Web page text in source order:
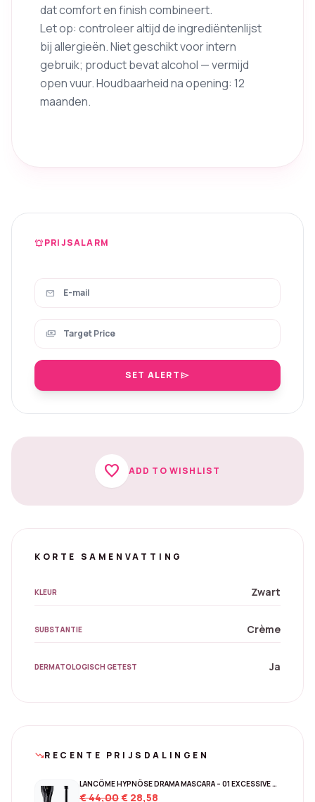
dat comfort en finish combineert.
Let op: controleer altijd de ingrediëntenlijst
bij allergieën. Niet geschikt voor intern
gebruik; product bevat alcohol — vermijd
open vuur. Houdbaarheid na opening: 12
maanden.
notifications_activePRIJSALARM
mail
payments
SET ALERTsend
favorite ADD TO WISHLIST
KORTE SAMENVATTING
KLEUR Zwart
SUBSTANTIE Crème
DERMATOLOGISCH GETEST Ja
trending_downRECENTE PRIJSDALINGEN
LANCÔME HYPNÔSE DRAMA MASCARA – 01 EXCESSIVE BLACK
€44,00Original
€ 28,58